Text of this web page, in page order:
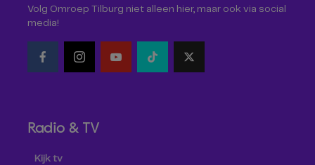
Volg Omroep Tilburg niet alleen hier, maar ook via social
media!
Radio & TV
Kijk tv